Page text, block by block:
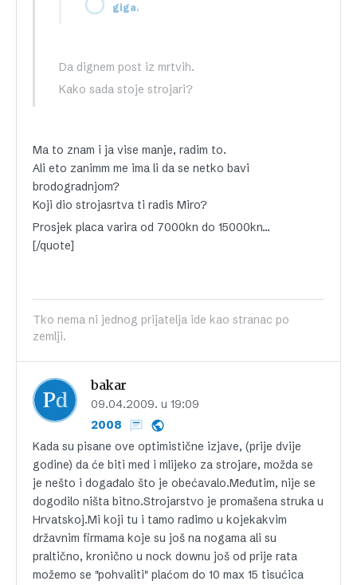
giga,
Da dignem post iz mrtvih.
Kako sada stoje strojari?
Ma to znam i ja vise manje, radim to.
Ali eto zanimm me ima li da se netko bavi
brodogradnjom?
Koji dio strojasrtva ti radis Miro?
Prosjek placa varira od 7000kn do 15000kn…
[/quote]
Tko nema ni jednog prijatelja ide kao stranac po
zemlji.
bakar
09.04.2009. u 19:09
2008
Kada su pisane ove optimistične izjave, (prije dvije
godine) da će biti med i mlijeko za strojare, možda se
je nešto i događalo što je obećavalo.Međutim, nije se
dogodilo ništa bitno.Strojarstvo je promašena struka u
Hrvatskoj.Mi koji tu i tamo radimo u kojekakvim
državnim firmama koje su još na nogama ali su
praltično, kronično u nock downu još od prije rata
možemo se "pohvaliti" plaćom do 10 max 15 tisućica